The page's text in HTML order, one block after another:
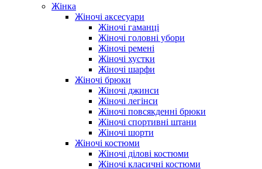
Жінка
Жіночі аксесуари
Жіночі гаманці
Жіночі головні убори
Жіночі ремені
Жіночі хустки
Жіночі шарфи
Жіночі брюки
Жіночі джинси
Жіночі легінси
Жіночі повсякденні брюки
Жіночі спортивні штани
Жіночі шорти
Жіночі костюми
Жіночі ділові костюми
Жіночі класичні костюми